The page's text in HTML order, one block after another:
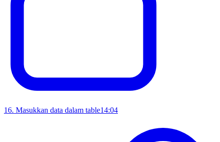
16. Masukkan data dalam table14:04